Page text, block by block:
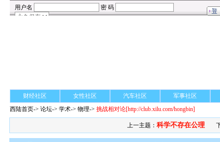
财经社区 女性社区 汽车社区
军事社区
西陆首页->论坛->学术-> 物理->挑战相对论[http://club.xilu.com/hongbin]
上一主题： 科学不存在公理